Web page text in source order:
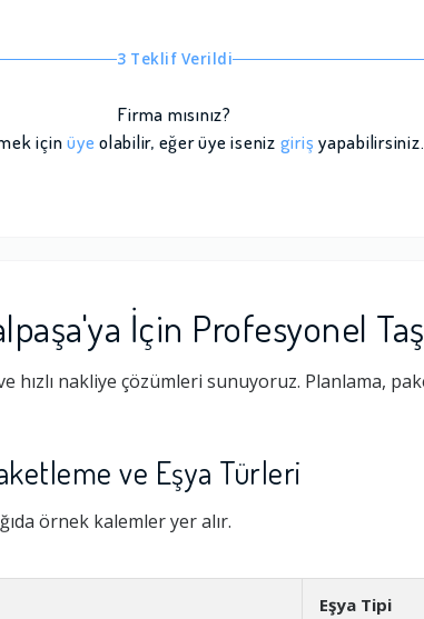
3 Teklif Verildi
Firma mısınız?
içinüye olabilir, eğer üye iseniz giriş yapabilirsiniz.
İçin Profesyonel
nakliye çözümleri sunuyoruz. Planlama,
ve Eşya Türleri
örnek kalemler yer alır.
Eşya Tipi